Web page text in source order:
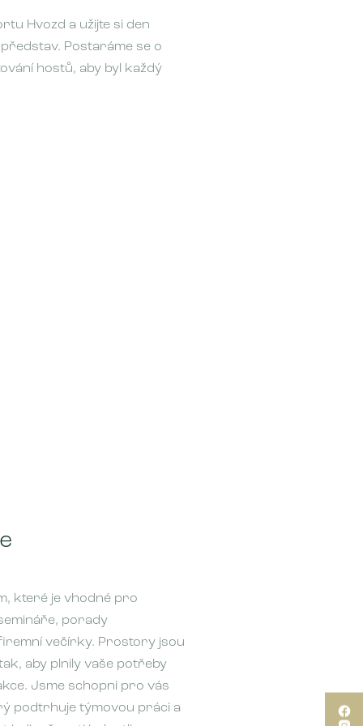
Hvozd a užijte si den
Postaráme se o
hostů, aby byl každý
které je vhodné pro
porady
večírky. Prostory jsou
aby plnily vaše potřeby
Jsme schopni pro vás
podtrhuje týmovou práci a